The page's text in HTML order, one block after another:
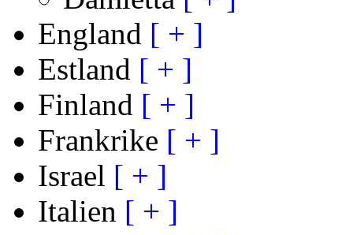
England [ + ]
Estland [ + ]
Finland [ + ]
Frankrike [ + ]
Israel [ + ]
Italien [ + ]